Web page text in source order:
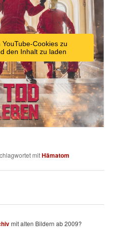
Cookies zu
den Inhalt zu laden
mitHämatom
mit alten Bildern ab 2009?